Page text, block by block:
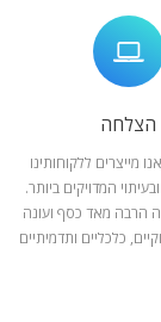
הצלחה
מייצרים ללקוחותינו
המדויקים ביותר.
הרבה מאד כסף ועונה
כלכליים ותדמיתיים